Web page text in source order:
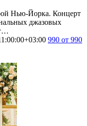
Нью-Йорка. Концерт
джазовых
990 от 990